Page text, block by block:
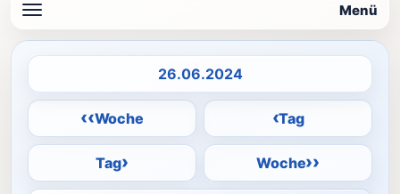
Menü
‹‹Woche ‹Tag
Datum auswählen
Tag› Woche››